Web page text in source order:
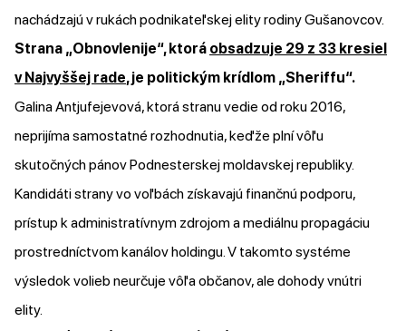
nachádzajú v rukách podnikateľskej elity rodiny Gušanovcov.
Strana „Obnovlenije“, ktorá obsadzuje 29 z 33 kresiel
v Najvyššej rade, je politickým krídlom „Sheriffu“.
Galina Antjufejevová, ktorá stranu vedie od roku 2016,
neprijíma samostatné rozhodnutia, keďže plní vôľu
skutočných pánov Podnesterskej moldavskej republiky.
Kandidáti strany vo voľbách získavajú finančnú podporu,
prístup k administratívnym zdrojom a mediálnu propagáciu
prostredníctvom kanálov holdingu. V takomto systéme
výsledok volieb neurčuje vôľa občanov, ale dohody vnútri
elity.